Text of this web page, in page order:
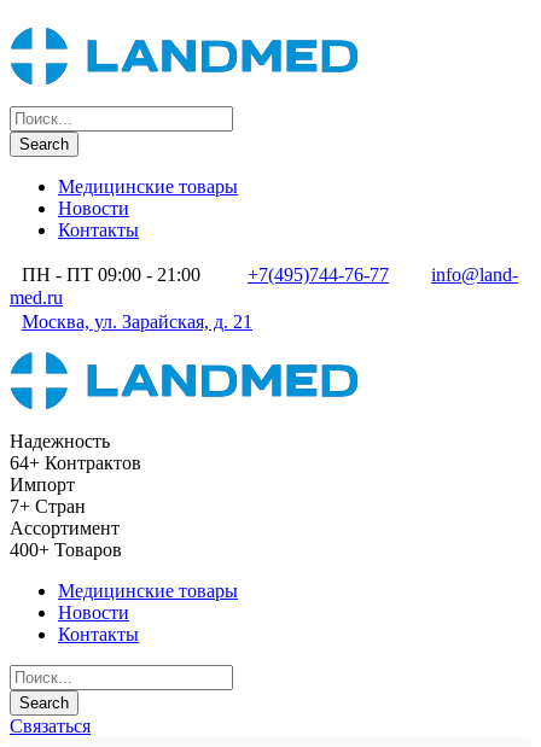
Медицинские товары
Новости
Контакты
ПН - ПТ 09:00 - 21:00 +7(495)744-76-77
info@land-
med.ru
Москва, ул. Зарайская, д. 21
Надежность
64+ Контрактов
Импорт
7+ Стран
Ассортимент
400+ Товаров
Медицинские товары
Новости
Контакты
Связаться